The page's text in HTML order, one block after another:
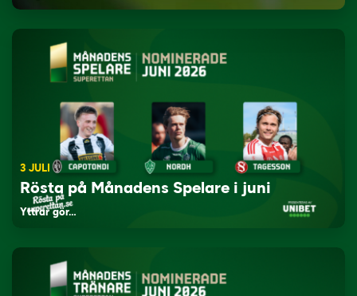
3 JULI
Rösta på Månadens Spelare i juni
Yttrar gör…